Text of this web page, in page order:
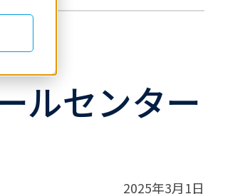
ルセンター
2025年3月1日